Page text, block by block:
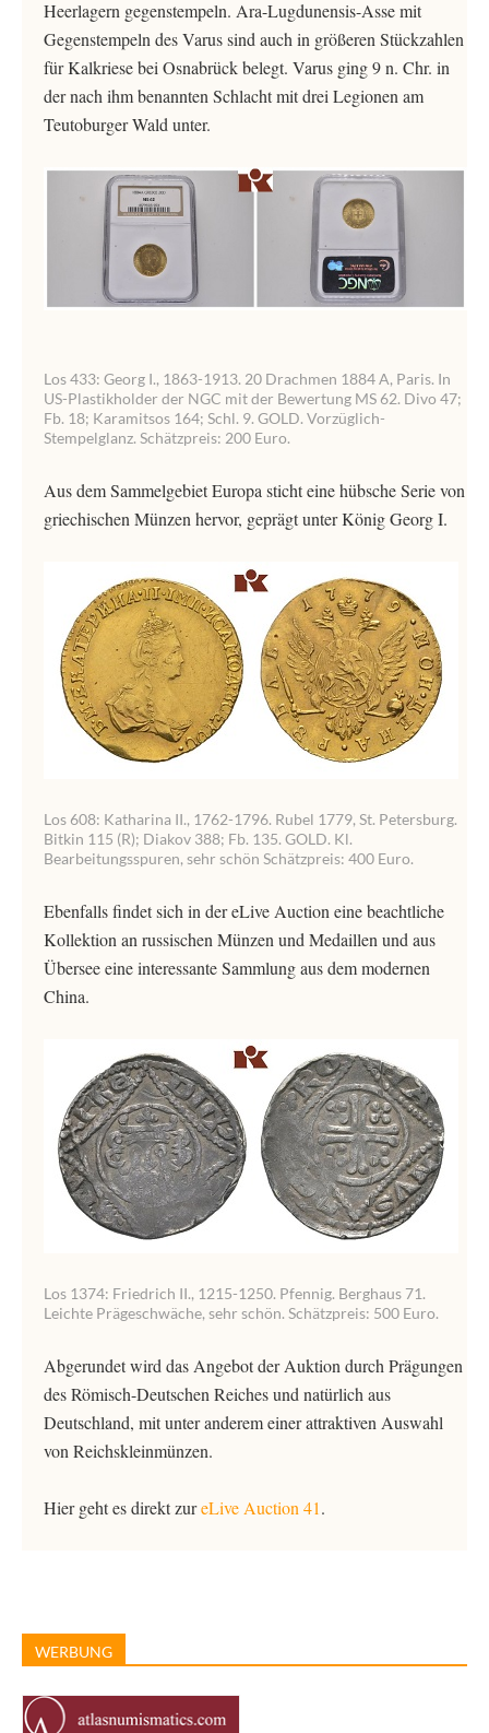
Heerlagern gegenstempeln. Ara-Lugdunensis-Asse mit
Gegenstempeln des Varus sind auch in größeren Stückzahlen
für Kalkriese bei Osnabrück belegt. Varus ging 9 n. Chr. in
der nach ihm benannten Schlacht mit drei Legionen am
Teutoburger Wald unter.
Los 433: Georg I., 1863-1913. 20 Drachmen 1884 A, Paris. In
US-Plastikholder der NGC mit der Bewertung MS 62. Divo 47;
Fb. 18; Karamitsos 164; Schl. 9. GOLD. Vorzüglich-
Stempelglanz. Schätzpreis: 200 Euro.
Aus dem Sammelgebiet Europa sticht eine hübsche Serie von
griechischen Münzen hervor, geprägt unter König Georg I.
Los 608: Katharina II., 1762-1796. Rubel 1779, St. Petersburg.
Bitkin 115 (R); Diakov 388; Fb. 135. GOLD. Kl.
Bearbeitungsspuren, sehr schön Schätzpreis: 400 Euro.
Ebenfalls findet sich in der eLive Auction eine beachtliche
Kollektion an russischen Münzen und Medaillen und aus
Übersee eine interessante Sammlung aus dem modernen
China.
Los 1374: Friedrich II., 1215-1250. Pfennig. Berghaus 71.
Leichte Prägeschwäche, sehr schön. Schätzpreis: 500 Euro.
Abgerundet wird das Angebot der Auktion durch Prägungen
des Römisch-Deutschen Reiches und natürlich aus
Deutschland, mit unter anderem einer attraktiven Auswahl
von Reichskleinmünzen.
Hier geht es direkt zureLive Auction 41.
WERBUNG